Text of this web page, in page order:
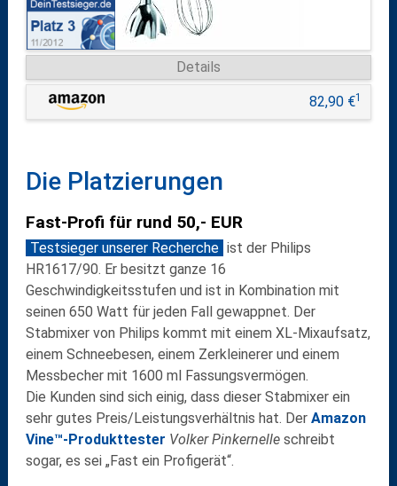
Details
82,90 €1
Die Platzierungen
Fast-Profi für rund 50,- EUR
Testsieger unserer Recherche ist der Philips
HR1617/90. Er besitzt ganze 16
Geschwindigkeitsstufen und ist in Kombination mit
seinen 650 Watt für jeden Fall gewappnet. Der
Stabmixer von Philips kommt mit einem XL-Mixaufsatz,
einem Schneebesen, einem Zerkleinerer und einem
Messbecher mit 1600 ml Fassungsvermögen.
Die Kunden sind sich einig, dass dieser Stabmixer ein
sehr gutes Preis/Leistungsverhältnis hat. Der Amazon
Vine™-Produkttester Volker Pinkernelleschreibt
sogar, es sei „Fast ein Profigerät“.